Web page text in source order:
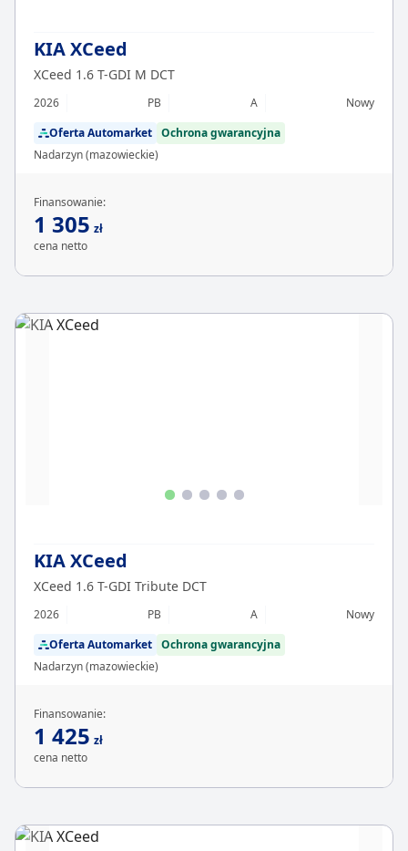
KIA XCeed
XCeed 1.6 T-GDI M DCT
2026 PB A
Nowy
Oferta Automarket Ochrona gwarancyjna
Nadarzyn (mazowieckie)
Finansowanie:
1 305 zł
cena netto
KIA XCeed
XCeed 1.6 T-GDI Tribute DCT
2026 PB A
Nowy
Oferta Automarket Ochrona gwarancyjna
Nadarzyn (mazowieckie)
Finansowanie:
1 425 zł
cena netto